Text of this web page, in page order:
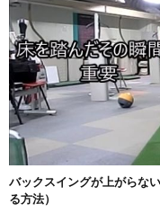
バックスイングが上がらな
る方法）